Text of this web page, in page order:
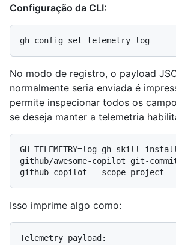
Configuração da CLI:
No modo de registro, o payload
normalmente seria enviada é
permite inspecionar todos os
se deseja manter a telemetria
GH_TELEMETRY=log gh skill
github/awesome-copilot git-
Isso imprime algo como:
Telemetry payload: